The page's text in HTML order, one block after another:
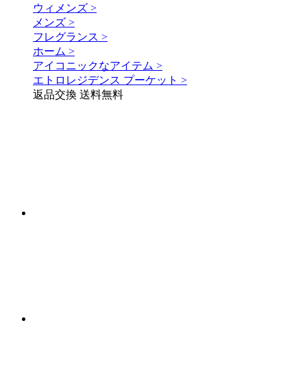
ウィメンズ >
メンズ >
フレグランス >
ホーム >
アイコニックなアイテム >
エトロレジデンス プーケット >
返品交換 送料無料